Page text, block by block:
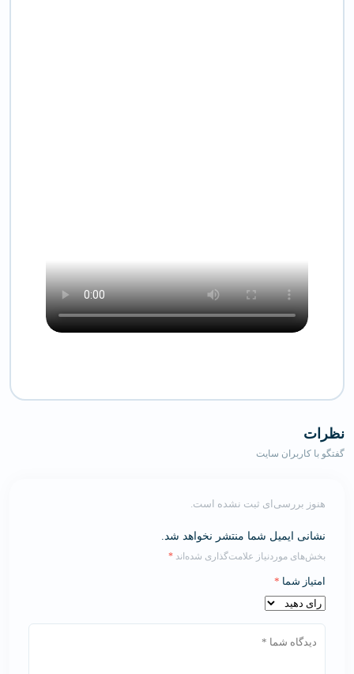
نظرات
گفتگو با کاربران سایت
هنوز بررسی‌ای ثبت نشده است.
نشانی ایمیل شما منتشر نخواهد شد.
بخش‌های موردنیاز علامت‌گذاری شده‌اند *
امتیاز شما *